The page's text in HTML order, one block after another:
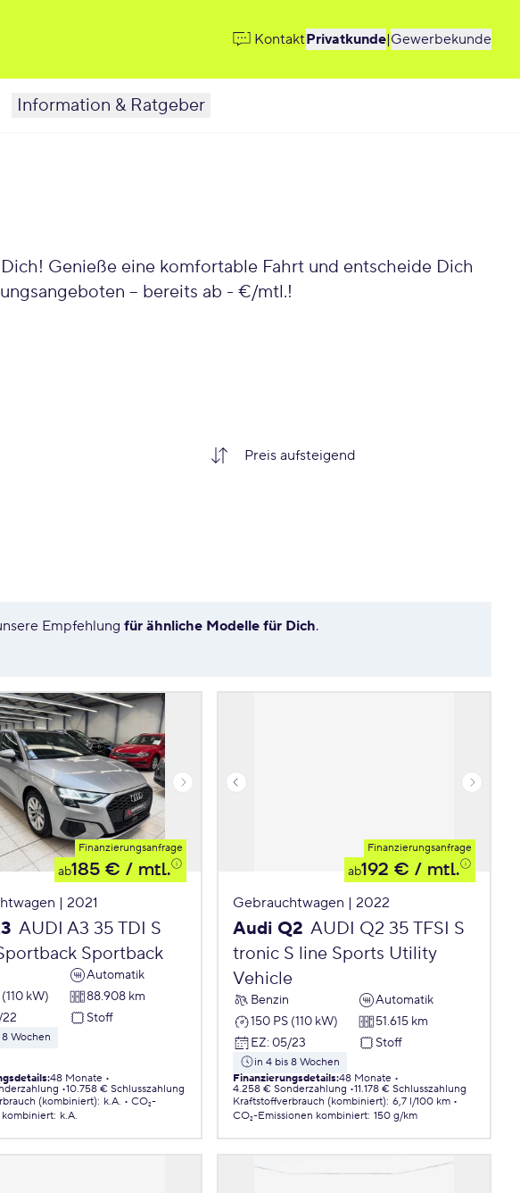
KontaktPrivatkunde|Gewerbekunde
Information & Ratgeber
Genieße eine komfortable Fahrt und entscheide Dich
– bereits ab - €/mtl.!
Empfehlung für ähnliche Modelle für Dich.
Finanzierungsanfrage
ab185 € / mtl.
| 2021
AUDI A3 35 TDI S
Sportback
Automatik
kW)
88.908 km
Stoff
Wochen
:48 Monate
10.758 € Schlusszahlung
(kombiniert): k.A.
CO₂-
kombiniert: k.A.
Finanzierungsanfrage
ab192 € / mtl.
Gebrauchtwagen | 2022
Audi Q2 AUDI Q2 35 TFSI S
tronic S line Sports Utility
Vehicle
Benzin
Automatik
150 PS (110 kW)
51.615 km
EZ: 05/23 Stoff
in 4 bis 8 Wochen
Finanzierungsdetails:48 Monate
4.258 € Sonderzahlung 11.178 € Schlusszahlung
Kraftstoffverbrauch (kombiniert): 6,7 l/100 km
CO₂-Emissionen kombiniert: 150 g/km